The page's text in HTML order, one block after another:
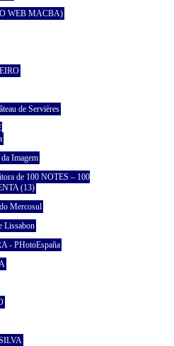
WEB MACBA)
de Servières
Imagem
de 100 NOTES – 100
(13)
Mercosul
Lissabon
- PHotoEspaña